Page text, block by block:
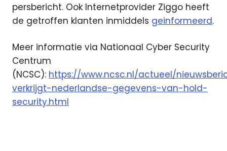
persbericht. Ook Internetprovider Ziggo heeft
de getroffen klanten inmiddels geinformeerd.
Meer informatie via Nationaal Cyber Security
Centrum
(NCSC): https://www.ncsc.nl/actueel/
verkrijgt-nederlandse-gegevens-van-hold-
security.html